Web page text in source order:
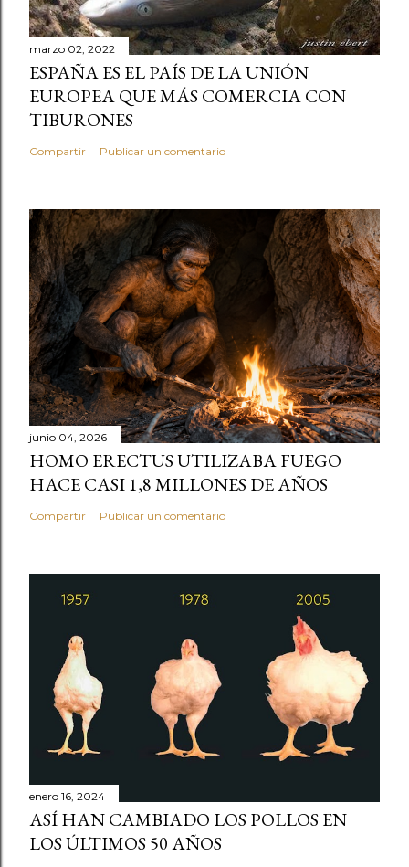
marzo 02, 2022
ESPAÑA ES EL PAÍS DE LA UNIÓN
EUROPEA QUE MÁS COMERCIA CON
TIBURONES
Compartir Publicar un comentario
junio 04, 2026
HOMO ERECTUS UTILIZABA FUEGO
HACE CASI 1,8 MILLONES DE AÑOS
Compartir Publicar un comentario
enero 16, 2024
ASÍ HAN CAMBIADO LOS POLLOS EN
LOS ÚLTIMOS 50 AÑOS